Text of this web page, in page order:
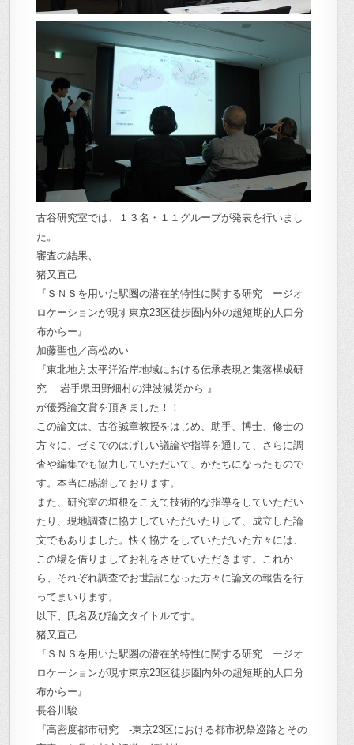
古谷研究室では、１３名・１１グループが発表を行いまし
た。
審査の結果、
猪又直己
『ＳＮＳを用いた駅圏の潜在的特性に関する研究 ージオ
ロケーションが現す東京23区徒歩圏内外の超短期的人口分
布からー』
加藤聖也／高松めい
『東北地方太平洋沿岸地域における伝承表現と集落構成研
究 -岩手県田野畑村の津波減災から-』
が優秀論文賞を頂きました！！
この論文は、古谷誠章教授をはじめ、助手、博士、修士の
方々に、ゼミでのはげしい議論や指導を通して、さらに調
査や編集でも協力していただいて、かたちになったもので
す。本当に感謝しております。
また、研究室の垣根をこえて技術的な指導をしていただい
たり、現地調査に協力していただいたりして、成立した論
文でもありました。快く協力をしていただいた方々には、
この場を借りましてお礼をさせていただきます。これか
ら、それぞれ調査でお世話になった方々に論文の報告を行
ってまいります。
以下、氏名及び論文タイトルです。
猪又直己
『ＳＮＳを用いた駅圏の潜在的特性に関する研究 ージオ
ロケーションが現す東京23区徒歩圏内外の超短期的人口分
布からー』
長谷川駿
『高密度都市研究 -東京23区における都市祝祭巡路とその